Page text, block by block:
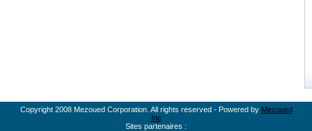
Copyright 2008 Mezoued Corporation. All rights reserved - Powered by Mezoued
Inc
Sites partenaires :